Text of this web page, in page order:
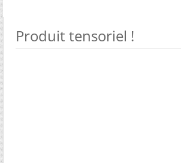
Produit tensoriel !